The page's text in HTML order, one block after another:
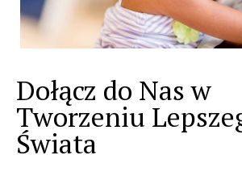
Dołącz do Nas w
Tworzeniu
Świata